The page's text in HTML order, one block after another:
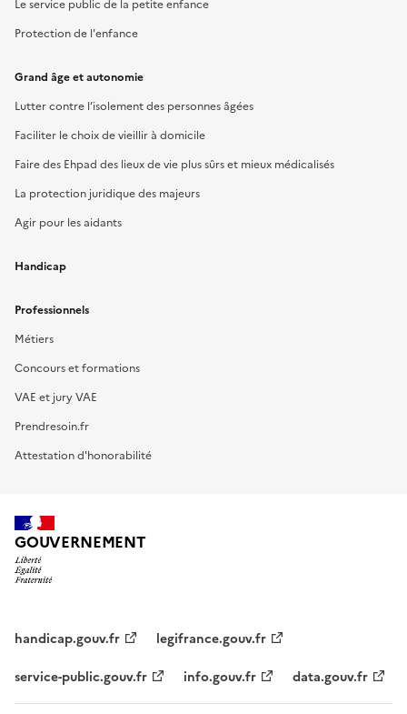
Le service public de la petite enfance
Protection de l'enfance
Grand âge et autonomie
Lutter contre l’isolement des personnes âgées
Faciliter le choix de vieillir à domicile
Faire des Ehpad des lieux de vie plus sûrs et mieux médicalisés
La protection juridique des majeurs
Agir pour les aidants
Handicap
Professionnels
Métiers
Concours et formations
VAE et jury VAE
Prendresoin.fr
Attestation d'honorabilité
GOUVERNEMENT
handicap.gouv.fr
legifrance.gouv.fr
service-public.gouv.fr
info.gouv.fr data.gouv.fr